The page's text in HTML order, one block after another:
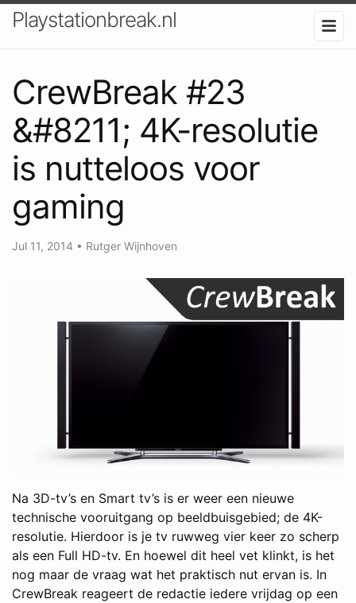
Playstationbreak.nl
CrewBreak #23
&#8211; 4K-resolutie
is nutteloos voor
gaming
Jul 11, 2014 • Rutger Wijnhoven
Na 3D-tv’s en Smart tv’s is er weer een nieuwe
technische vooruitgang op beeldbuisgebied; de 4K-
resolutie. Hierdoor is je tv ruwweg vier keer zo scherp
als een Full HD-tv. En hoewel dit heel vet klinkt, is het
nog maar de vraag wat het praktisch nut ervan is. In
CrewBreak reageert de redactie iedere vrijdag op een